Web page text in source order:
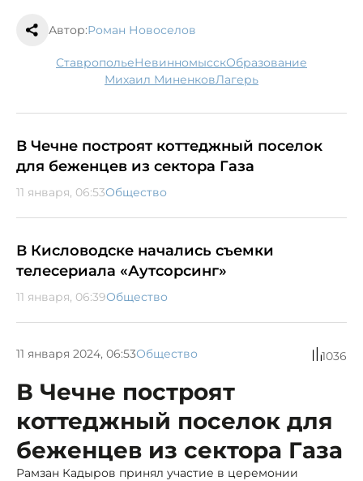
Автор:Роман Новоселов
Ставрополье Невинномысск
образование
Михаил Миненков
лагерь
В Чечне построят коттеджный поселок
для беженцев из сектора Газа
11 января, 06:53Общество
В Кисловодске начались съемки
телесериала «Аутсорсинг»
11 января, 06:39Общество
11 января 2024, 06:53Общество 1036
В Чечне построят
коттеджный поселок для
беженцев из сектора Газа
Рамзан Кадыров принял участие в церемонии